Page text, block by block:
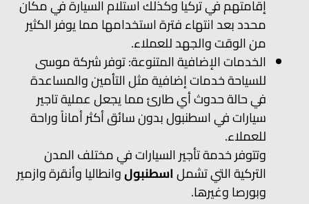
إقامتهم في تركيا وكذلك استلام السيارة في مكان
محدد بعد انتهاء فترة استخدامها مما يوفر الكثير
من الوقت والجهد للعملاء.
الخدمات الإضافية المتنوعة: توفر شركة موسى
للسياحة خدمات إضافية مثل التأمين والمساعدة
في حالة حدوث أي طارئ مما يجعل عملية تاجير
سيارات في اسطنبول بدون سائق أكثر أماناً وراحة
للعملاء.
وتتوفر خدمة تأجير السيارات في مختلف المدن
التركية التي تشملاسطنبولوانطاليا وأنقرة وازمير
وبورصا وغيرها.